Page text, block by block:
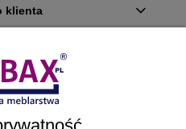
klienta
i dostawa